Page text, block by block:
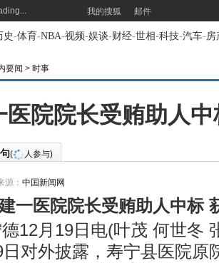
我的搜狐 邮件
史-体育-NBA-视频-娱谈-财经-世相-科技-汽车-房
要闻 > 时事
医院院长受贿助人
( 人参与)
源： 中国新闻网
一医院院长受贿助人中标
月19日电(叶茂 何世冬
对外披露，寿宁县医院原